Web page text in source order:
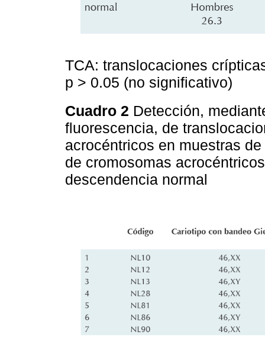
TCA: translocaciones
p > 0.05 (no significativo)
Cuadro 2 Detección,
fluorescencia, de
acrocéntricos en muestras
de cromosomas
descendencia normal